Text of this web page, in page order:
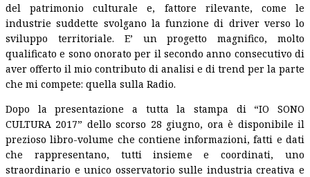
del patrimonio culturale e, fattore rilevante, come le
industrie suddette svolgano la funzione di driver verso lo
sviluppo territoriale. E’ un progetto magnifico, molto
qualificato e sono onorato per il secondo anno consecutivo di
aver offerto il mio contributo di analisi e di trend per la parte
che mi compete: quella sulla Radio.
Dopo la presentazione a tutta la stampa di “IO SONO
CULTURA 2017” dello scorso 28 giugno, ora è disponibile il
prezioso libro-volume che contiene informazioni, fatti e dati
che rappresentano, tutti insieme e coordinati, uno
straordinario e unico osservatorio sulle industria creativa e